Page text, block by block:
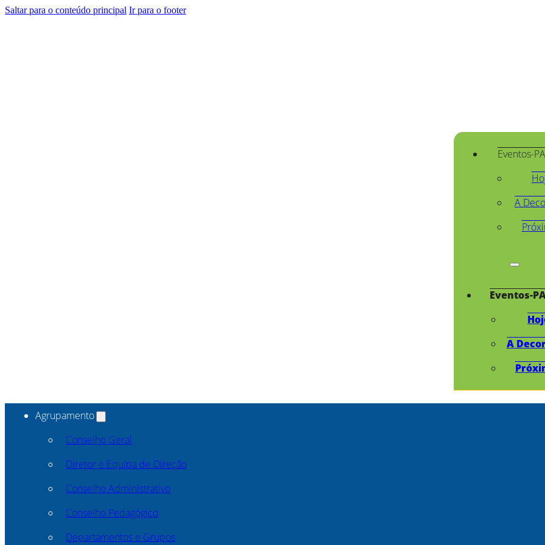
Saltar para o conteúdo principal Ir para o footer
Eventos-
A
Eventos-
A
Agrupamento
Conselho Geral
Diretor e Equipa de Direção
Conselho Administrativo
Conselho Pedagógico
Departamentos e Grupos